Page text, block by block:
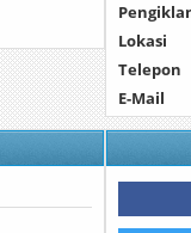
Lokasi
Telepon
E-Mail